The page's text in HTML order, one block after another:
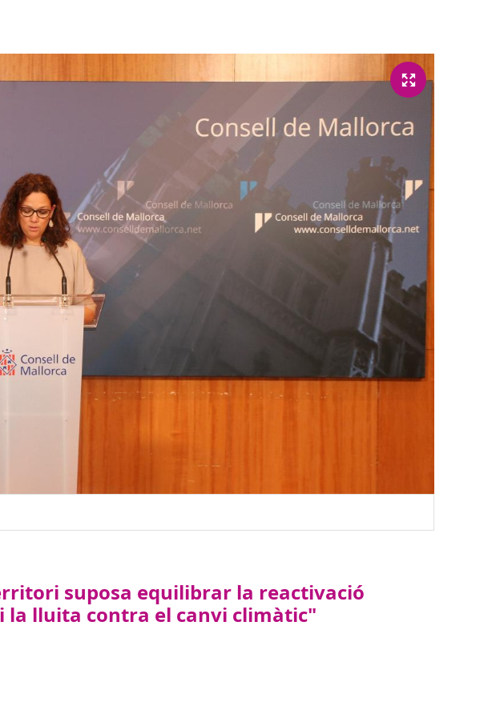
suposa equilibrar la reactivació
la lluita contra el canvi climàtic"